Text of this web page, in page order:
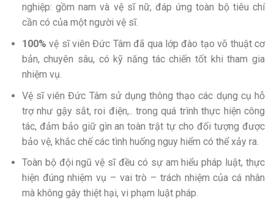
nghiệp: gồm nam và vệ sĩ nữ, đáp ứng toàn bộ tiêu chí
cần có của một người vệ sĩ.
100% vệ sĩ viên Đức Tâm đã qua lớp đào tạo võ thuật cơ
bản, chuyên sâu, có kỹ năng tác chiến tốt khi tham gia
nhiệm vụ.
Vệ sĩ viên Đức Tâm sử dụng thông thạo các dụng cụ hỗ
trợ như gậy sắt, roi điện,.. trong quá trình thực hiện công
tác, đảm bảo giữ gìn an toàn trật tự cho đối tượng được
bảo vệ, khắc chế các tình huống nguy hiểm có thể xảy ra.
Toàn bộ đội ngũ vệ sĩ đều có sự am hiểu pháp luật, thực
hiện đúng nhiệm vụ – vai trò – trách nhiệm của cá nhân
mà không gây thiệt hại, vi phạm luật pháp.